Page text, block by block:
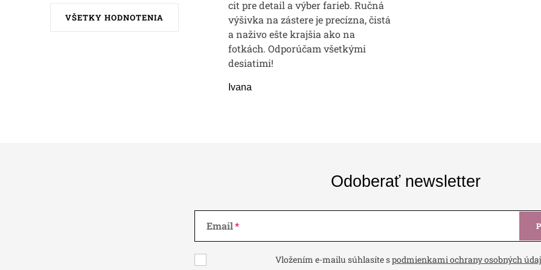
ý
p
s
u
VŠETKY HODNOTENIA
cit pre detail a výber farieb. Ručná
výšivka na zástere je precízna, čistá
a naživo ešte krajšia ako na
fotkách. Odporúčam všetkými
desiatimi!
Ivana
Odoberať newsletter
Email
Vložením e-mailu súhlasíte spodmienkami ochrany osobných